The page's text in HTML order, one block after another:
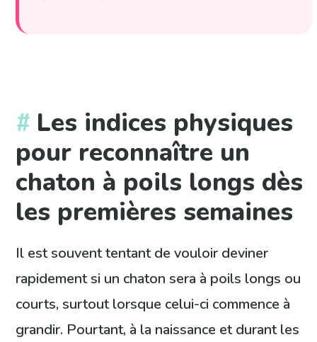
Les indices physiques
pour reconnaître un
chaton à poils longs dès
les premières semaines
Il est souvent tentant de vouloir deviner
rapidement si un chaton sera à poils longs ou
courts, surtout lorsque celui-ci commence à
grandir. Pourtant, à la naissance et durant les